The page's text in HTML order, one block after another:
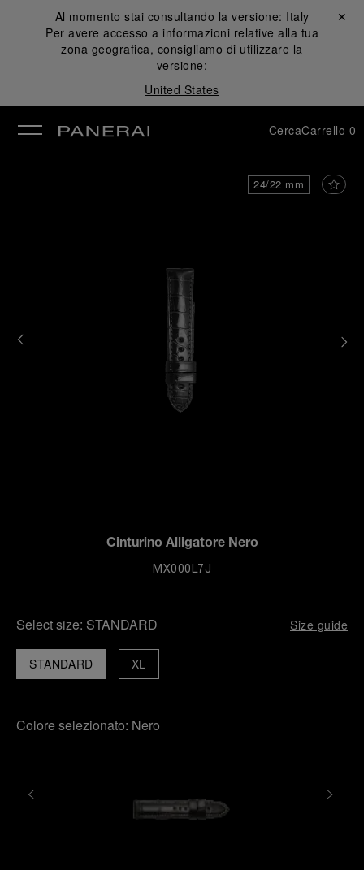
Al momento stai consultando la versione: Italy
Per avere accesso a informazioni relative alla tua
zona geografica, consigliamo di utilizzare la
versione:
United States
Chiudi ✕
CercaCarrello 0
24/22 mm
Cinturino Alligatore Nero
MX000L7J
Select size: STANDARD Size guide
STANDARD XL
Colore selezionato: Nero